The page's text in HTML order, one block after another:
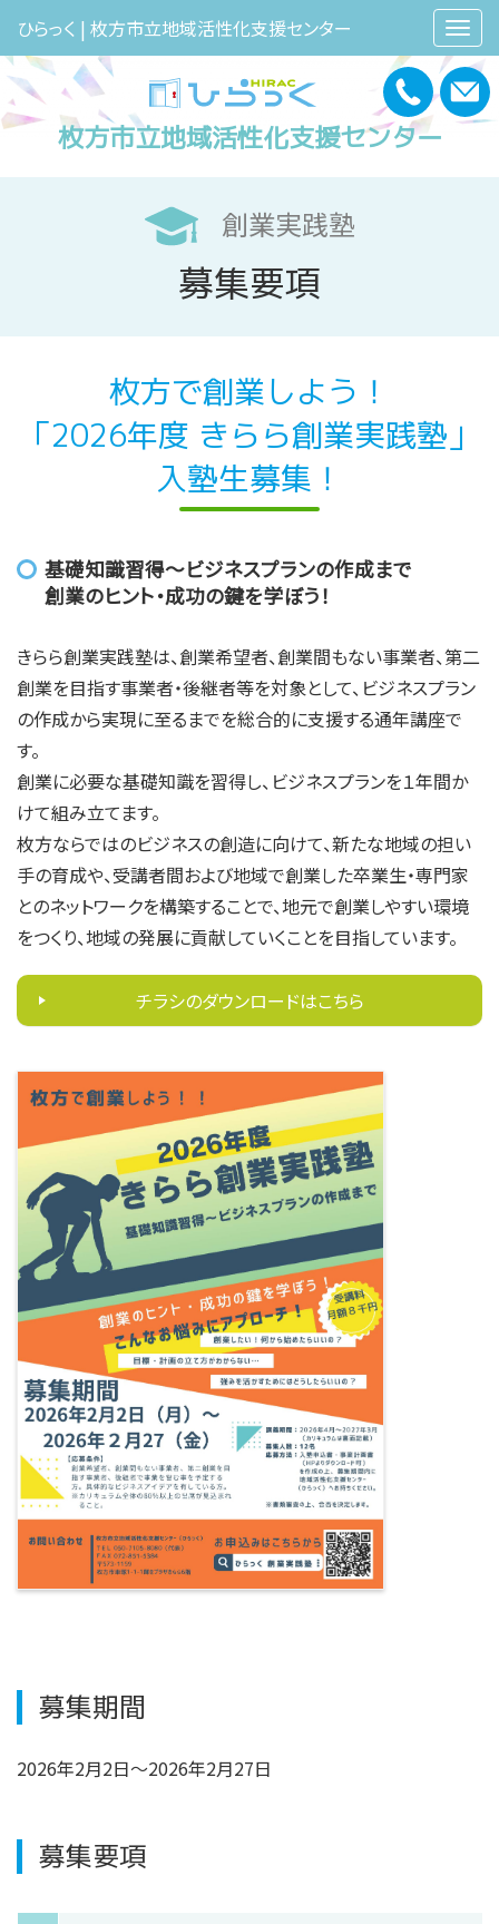
ひらっく | 枚方市立地域活性化支援センター
枚方市立地域活性化支援センター
創業実践塾
募集要項
枚方で創業しよう！
「2026年度 きらら創業実践塾」
入塾生募集！
基礎知識習得～ビジネスプランの作成まで
創業のヒント・成功の鍵を学ぼう！
きらら創業実践塾は、創業希望者、創業間もない事業者、第⼆
創業を⽬指す事業者・後継者等を対象として、ビジネスプラン
の作成から実現に⾄るまでを総合的に⽀援する通年講座で
す。
創業に必要な基礎知識を習得し、ビジネスプランを１年間か
けて組み⽴てます。
枚⽅ならではのビジネスの創造に向けて、新たな地域の担い
⼿の育成や、受講者間および地域で創業した卒業生・専⾨家
とのネットワークを構築することで、地元で創業しやすい環境
をつくり、地域の発展に貢献していくことを目指しています。
チラシのダウンロードはこちら
募集期間
2026年2月2日～2026年2月27日
募集要項